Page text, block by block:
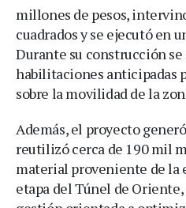
millones de pesos,
cuadrados y se ejecutó en
Durante su construcción
habilitaciones anticipadas
sobre la movilidad de la
Además, el proyecto
reutilizó cerca de 190 mil
material proveniente de la
etapa del Túnel de